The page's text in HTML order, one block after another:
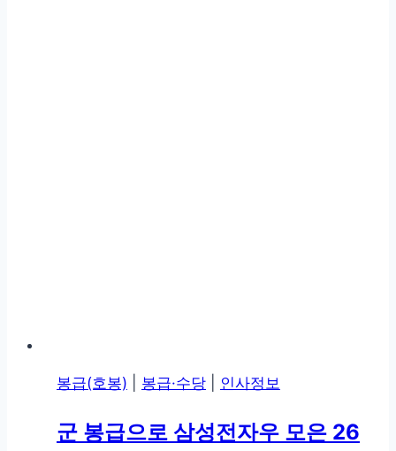
봉급(호봉) 봉급·수당 인사정보
군 봉급으로 삼성전자우 모은 26